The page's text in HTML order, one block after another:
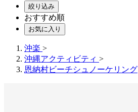
絞り込み
おすすめ順
お気に入り
沖楽 >
沖縄アクティビティ >
恩納村ビーチシュノーケリング